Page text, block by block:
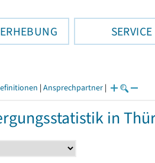
SERVICE
| Ansprechpartner |
in